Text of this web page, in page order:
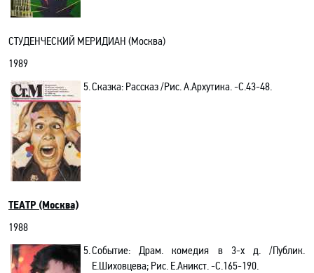
СТУДЕНЧЕСКИЙ МЕРИДИАН (Москва)
1989
5.Сказка: Рассказ /Рис. А.Архутика. -С.43-48.
ТЕАТР (Москва)
1988
5.Событие: Драм. комедия в 3-х д. /Публик.
Е.Шиховцева; Рис. Е.Аникст. -C.165-190.